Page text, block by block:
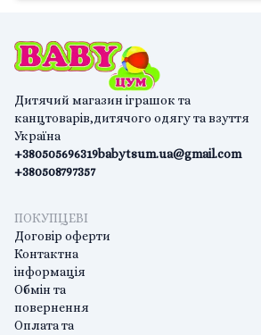
Дитячий магазин іграшок та
канцтоварів,дитячого одягу та взуття
Україна
+380505696319
+380508797357
babytsum.ua@gmail.com
ПОКУПЦЕВІ
Договір оферти
Контактна
інформація
Обмін та
повернення
Оплата та